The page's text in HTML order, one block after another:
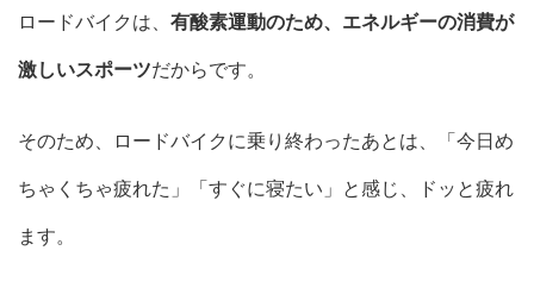
ロードバイクは、 有酸素運動のため、エネルギーの消費が
激しいスポーツだからです。
そのため、ロードバイクに乗り終わったあとは、「今日め
ちゃくちゃ疲れた」「すぐに寝たい」と感じ、ドッと疲れ
ます。